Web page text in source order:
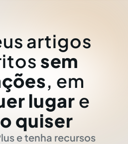
artigos
sem
, em
lugar e
quiser
e tenha recursos